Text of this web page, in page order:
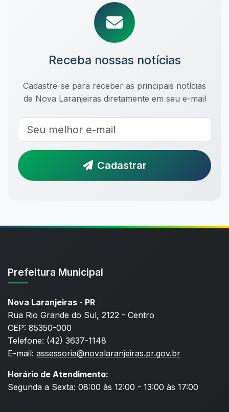
Receba nossas notícias
Cadastre-se para receber as principais notícias
de Nova Laranjeiras diretamente em seu e-mail
Cadastrar
Prefeitura Municipal
Nova Laranjeiras - PR
Rua Rio Grande do Sul, 2122 - Centro
CEP: 85350-000
Telefone: (42) 3637-1148
E-mail: assessoria@novalaranjeiras.pr.gov.br
Horário de Atendimento:
Segunda a Sexta: 08:00 às 12:00 - 13:00 às 17:00